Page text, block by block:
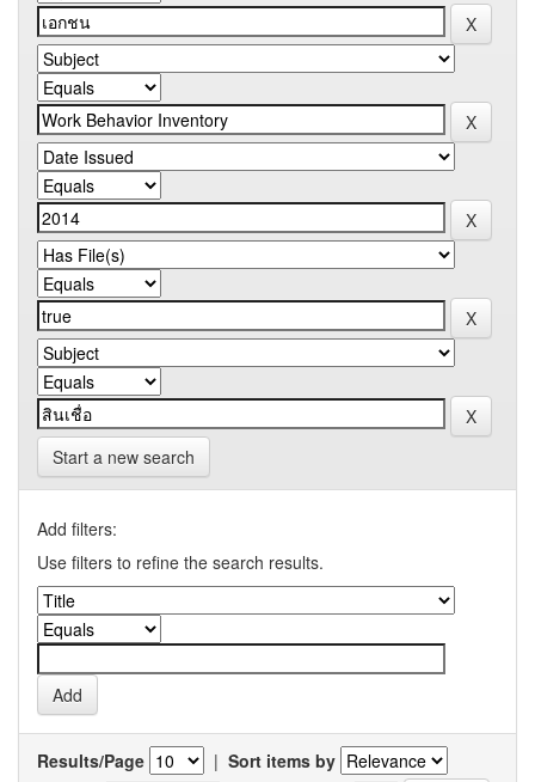
Start a new search
Add filters:
Use filters to refine the search results.
Results/Page | Sort items by